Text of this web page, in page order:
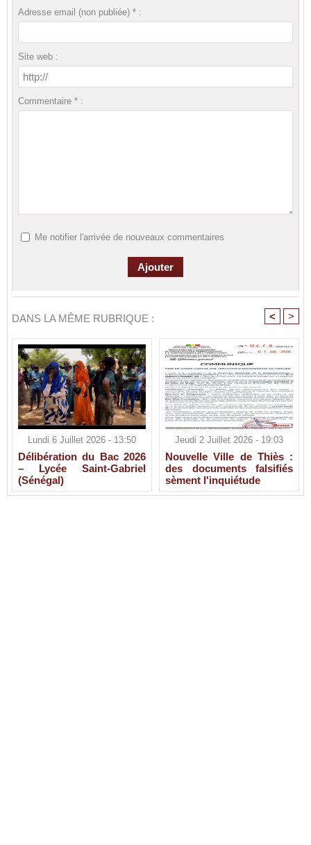
Adresse email (non publiée) * :
Site web :
Commentaire * :
Me notifier l'arrivée de nouveaux commentaires
DANS LA MÊME RUBRIQUE : < >
Lundi 6 Juillet 2026 - 13:50
Délibération du Bac 2026
– Lycée Saint-Gabriel
(Sénégal)
Jeudi 2 Juillet 2026 - 19:03
Nouvelle Ville de Thiès :
des documents falsifiés
sèment l'inquiétude